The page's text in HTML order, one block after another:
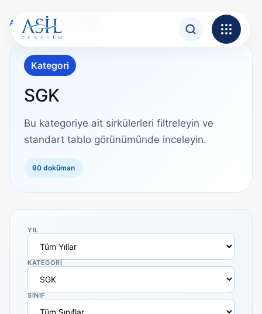
Ana Sayfa› Sirküler
Kategori
SGK
Bu kategoriye ait sirkülerleri filtreleyin ve
standart tablo görünümünde inceleyin.
90 doküman
YIL
KATEGORİ
SINIF